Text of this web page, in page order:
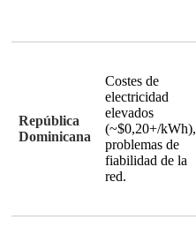
República
Dominicana
Costes de
electricidad
elevados
(~$0,20+/kWh),
problemas de
fiabilidad de la
red.